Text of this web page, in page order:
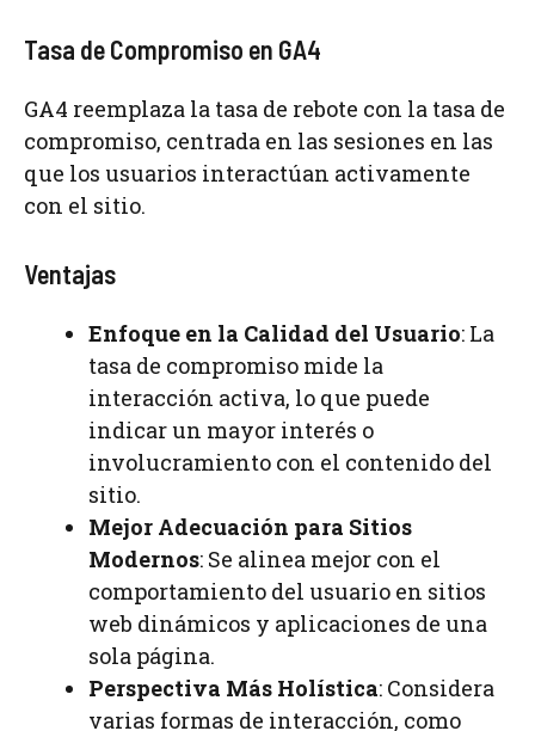
Tasa de Compromiso en GA4
GA4 reemplaza la tasa de rebote con la tasa de
compromiso, centrada en las sesiones en las
que los usuarios interactúan activamente
con el sitio.
Ventajas
Enfoque en la Calidad del Usuario: La
tasa de compromiso mide la
interacción activa, lo que puede
indicar un mayor interés o
involucramiento con el contenido del
sitio.
Mejor Adecuación para Sitios
Modernos: Se alinea mejor con el
comportamiento del usuario en sitios
web dinámicos y aplicaciones de una
sola página.
Perspectiva Más Holística: Considera
varias formas de interacción, como